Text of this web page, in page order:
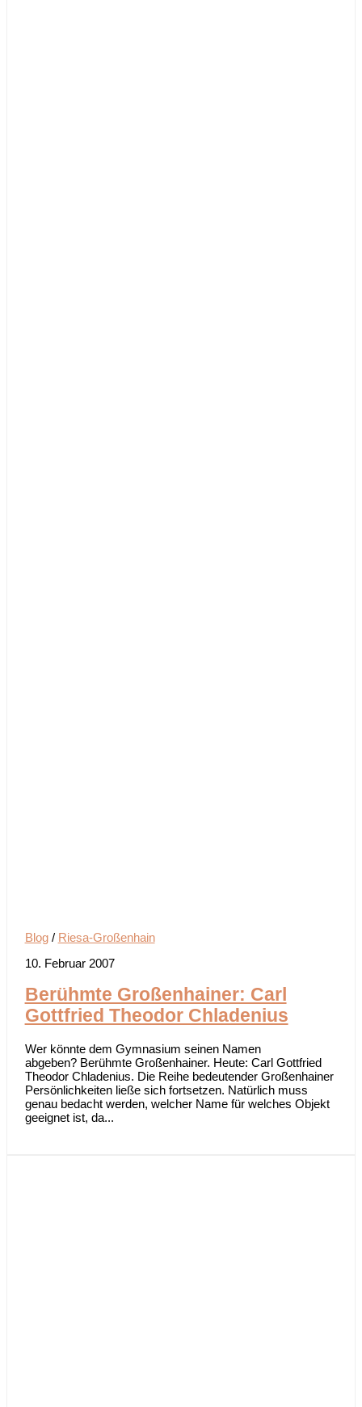
Blog/ Riesa-Großenhain
10. Februar 2007
Berühmte Großenhainer: Carl
Gottfried Theodor Chladenius
Wer könnte dem Gymnasium seinen Namen
abgeben? Berühmte Großenhainer. Heute: Carl Gottfried
Theodor Chladenius. Die Reihe bedeutender Großenhainer
Persönlichkeiten ließe sich fortsetzen. Natürlich muss
genau bedacht werden, welcher Name für welches Objekt
geeignet ist, da...